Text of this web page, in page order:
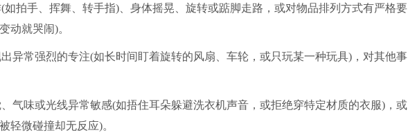
拍手、挥舞、转手指)、身体摇晃、旋转或踮脚走路，或对物品排列方式有严格要
动就哭闹)。
异常强烈的专注(如长时间盯着旋转的风扇、车轮，或只玩某一种玩具)，对其他事
气味或光线异常敏感(如捂住耳朵躲避洗衣机声音，或拒绝穿特定材质的衣服)，或
轻微碰撞却无反应)。